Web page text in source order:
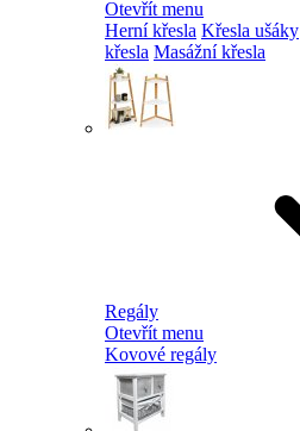
Otevřít menu
Herní křesla Křesla ušáky
křesla Masážní křesla
Regály
Otevřít menu
Kovové regály